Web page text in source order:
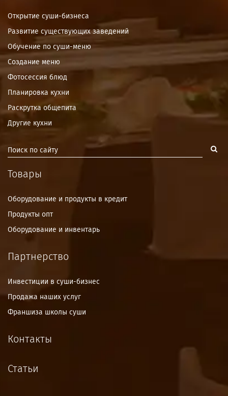
Открытие суши-бизнеса
Развитие существующих заведений
Обучение по суши-меню
Создание меню
Фотосессия блюд
Планировка кухни
Раскрутка общепита
Другие кухни
Товары
Оборудование и продукты в кредит
Продукты опт
Оборудование и инвентарь
Партнерство
Инвестиции в суши-бизнес
Продажа наших услуг
Франшиза школы суши
Контакты
Статьи